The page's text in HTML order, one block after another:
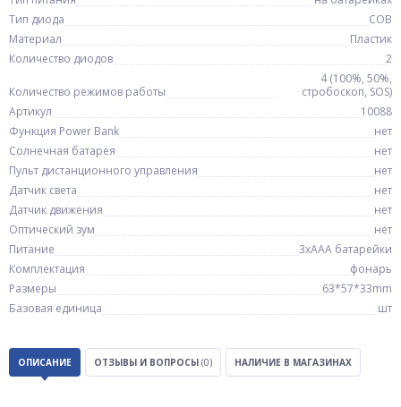
Тип диода
COB
Материал
Пластик
Количество диодов
2
Количество режимов работы
4 (100%, 50%,
стробоскоп, SOS)
Артикул
10088
Функция Power Bank
нет
Солнечная батарея
нет
Пульт дистанционного управления
нет
Датчик света
нет
Датчик движения
нет
Оптический зум
нет
Питание
3xAAA батарейки
Комплектация
фонарь
Размеры
63*57*33mm
Базовая единица
шт
ОПИСАНИЕ ОТЗЫВЫ И ВОПРОСЫ (0) НАЛИЧИЕ В МАГАЗИНАХ